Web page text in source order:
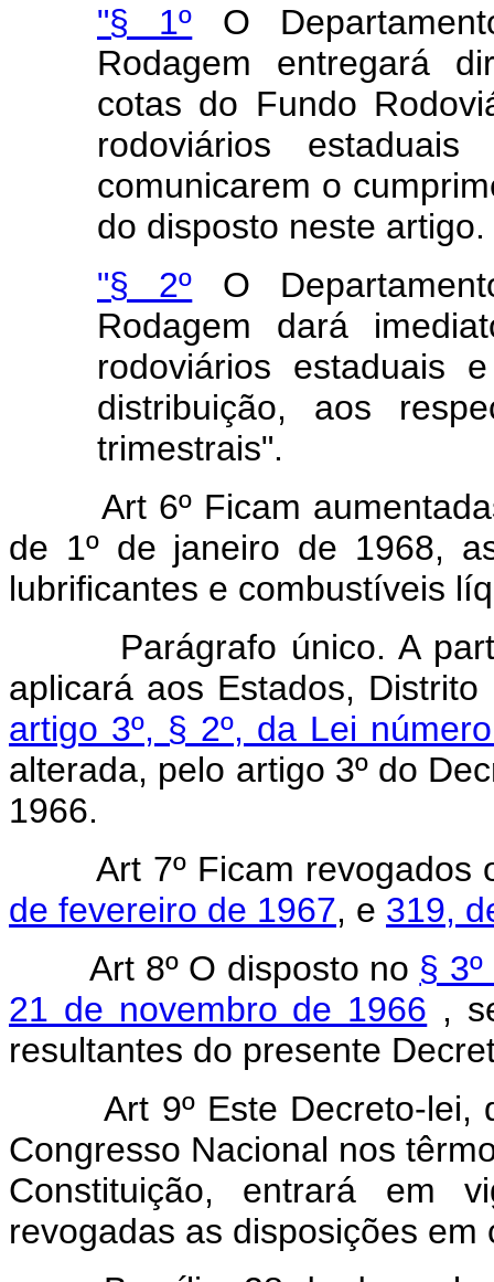
"§ 1º O
Rodagem entregará
cotas do Fundo
rodoviários
comunicarem o
do disposto neste artigo.
"§ 2º O
Rodagem dará
rodoviários estaduais
distribuição, aos
trimestrais".
Art 6º Ficam
de 1º de janeiro de 1968,
lubrificantes e combustíveis
Parágrafo único. A partir
aplicará aos Estados,
artigo 3º, § 2º, da Lei
alterada, pelo artigo 3º do
1966.
Art 7º Ficam revogados
de fevereiro de 1967, e 319,
Art 8º O disposto no §
21 de novembro de 1966 ,
resultantes do presente
Art 9º Este Decreto-lei,
Congresso Nacional nos
Constituição, entrará em
revogadas as disposições em